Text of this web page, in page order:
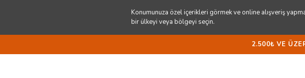
Konumunuza özel içerikleri görmek ve online alışveriş
bir ülkeyi veya bölgeyi seçin.
2.500₺ VE